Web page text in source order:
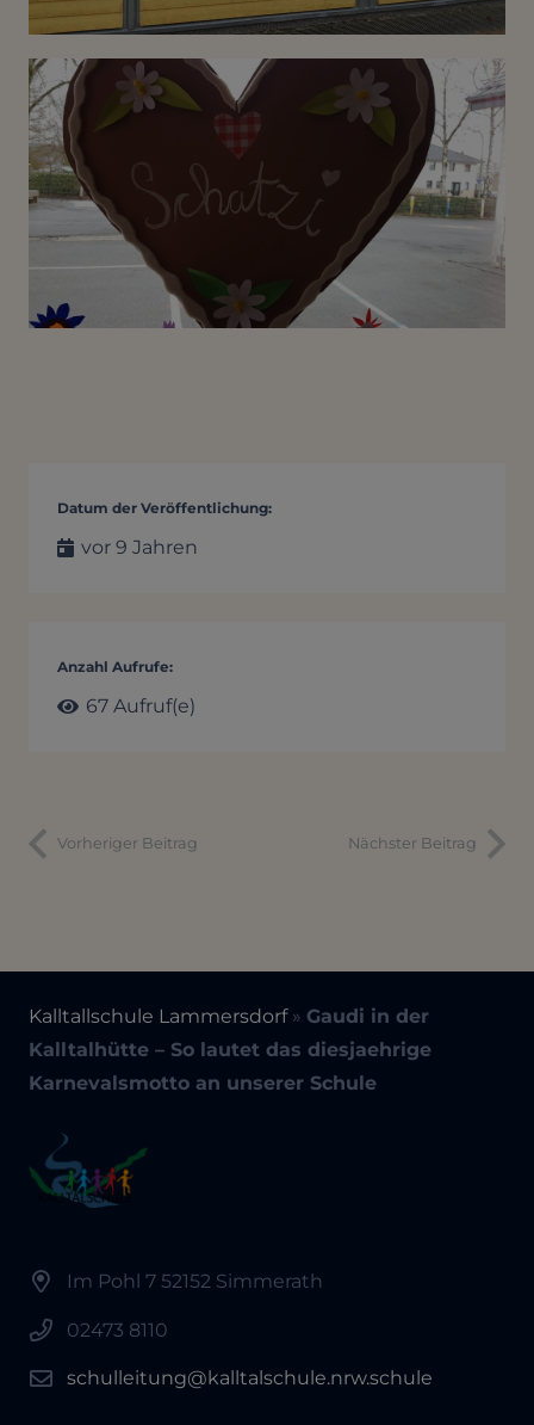
Datum der Veröffentlichung:
vor 9 Jahren
Anzahl Aufrufe:
67 Aufruf(e)
Vorheriger Beitrag Nächster Beitrag
Kalltallschule Lammersdorf» Gaudi in der
Kalltalhütte – So lautet das diesjaehrige
Karnevalsmotto an unserer Schule
Im Pohl 7 52152 Simmerath
02473 8110
schulleitung@kalltalschule.nrw.schule